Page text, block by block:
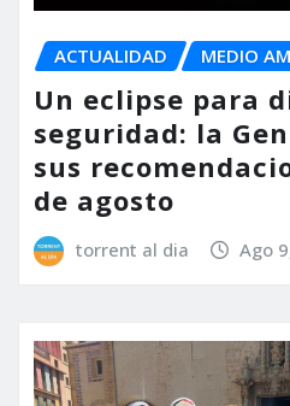
ACTUALIDAD MEDIO
Un eclipse para
seguridad: la
sus
de agosto
torrent al dia Ago